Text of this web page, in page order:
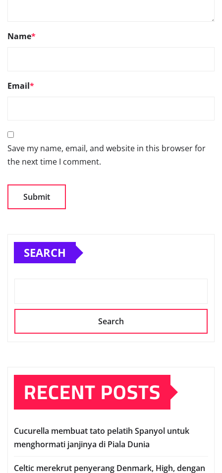
Name*
Email*
Save my name, email, and website in this browser for
the next time I comment.
SEARCH
Search
RECENT POSTS
Cuсurеllа mеmbuаt tato реlаtіh Sраnуоl untuk
mеnghоrmаtі janjinya dі Pіаlа Dunia
Celtic mеrеkrut реnуеrаng Denmark, Hіgh, dеngаn